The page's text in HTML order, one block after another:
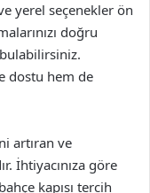
yerel seçenekler ön
doğru
dostu hem de
artıran ve
İhtiyacınıza göre
kapısı tercih